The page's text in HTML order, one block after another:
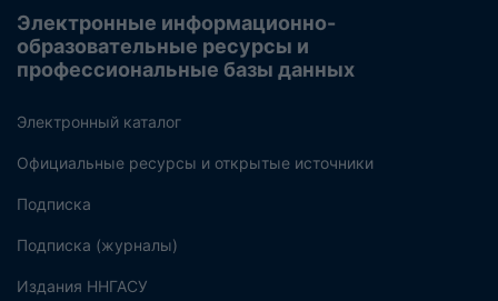
Электронные информационно-
образовательные ресурсы и
профессиональные базы данных
Электронный каталог
Официальные ресурсы и открытые источники
Подписка
Подписка (журналы)
Издания ННГАСУ